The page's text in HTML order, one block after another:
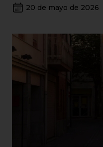
20 de mayo de 2026